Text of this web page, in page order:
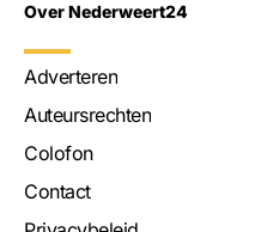
Over Nederweert24
Adverteren
Auteursrechten
Colofon
Contact